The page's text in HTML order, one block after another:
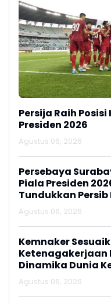
Persija Raih
Presiden 2026
Agustus 06, 2026
Persebaya
Piala Presiden
Tundukkan
Lewat Adu Penalti
Agustus 06, 2026
Kemnaker
Ketenagakerjaan
Dinamika Dunia
Agustus 06, 2026